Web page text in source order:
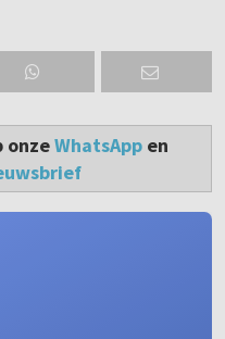
onzeWhatsAppen